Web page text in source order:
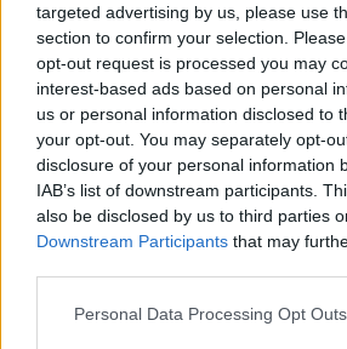
targeted advertising by us, please use
section to confirm your selection.
opt-out request is processed you may
interest-based ads based on personal
us or personal information disclosed to
your opt-out. You may separately opt-
disclosure of your personal information
IAB’s list of downstream participants.
also be disclosed by us to third parties
Downstream Participants that may
Personal Data Processing Opt Outs
Υγεία
Κορονοϊός: Με 1.371
Πελοπόννησος